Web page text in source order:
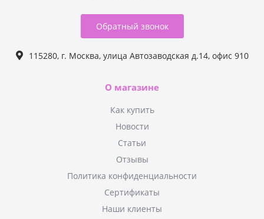
Обратный звонок
115280, г. Москва, улица Автозаводская д.14, офис 910
О магазине
Как купить
Новости
Статьи
Отзывы
Политика конфиденциальности
Сертификаты
Наши клиенты